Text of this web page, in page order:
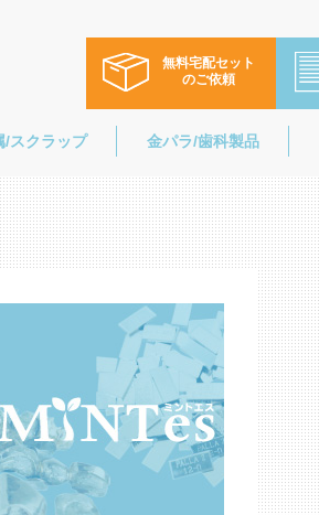
無料宅配セット
のご依頼
/スクラップ 金パラ/歯科製品